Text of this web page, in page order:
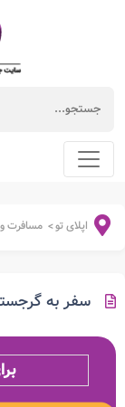
اپلای تو> مسافرت
سفر به